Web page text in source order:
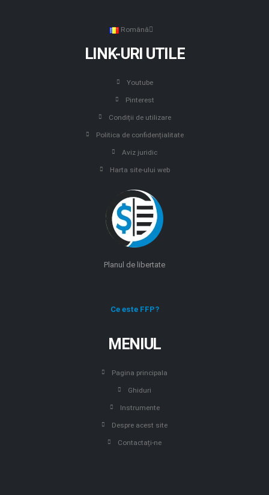
Română
LINK-URI UTILE
Youtube
Pinterest
Condiții de utilizare
Politica de confidențialitate
Aviz juridic
Harta site-ului web
Planul de libertate
Ce este FFP?
MENIUL
Pagina principala
Ghiduri
Instrumente
Despre acest site
Contactați-ne